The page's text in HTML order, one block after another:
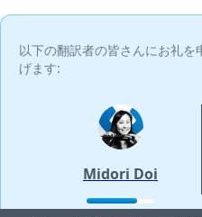
以下の翻訳者の皆さんにお礼を
げます:
Midori Doi